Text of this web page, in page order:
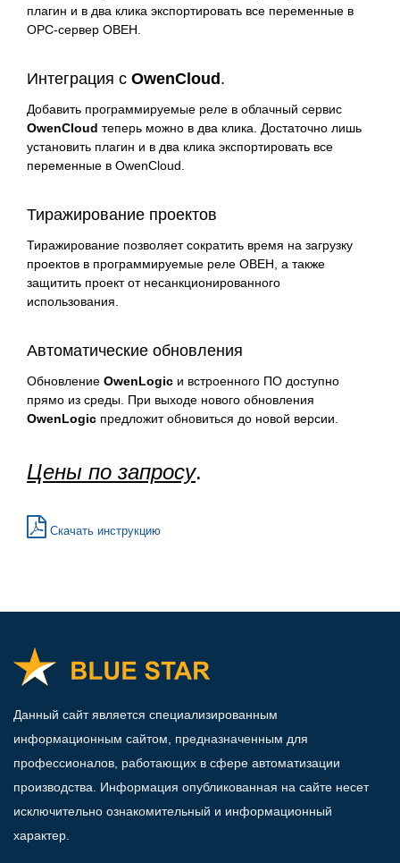
плагин и в два клика экспортировать все переменные в
ОРС-сервер ОВЕН.
Интеграция с OwenCloud.
Добавить программируемые реле в облачный сервис
OwenCloud теперь можно в два клика. Достаточно лишь
установить плагин и в два клика экспортировать все
переменные в OwenCloud.
Тиражирование проектов
Тиражирование позволяет сократить время на загрузку
проектов в программируемые реле ОВЕН, а также
защитить проект от несанкционированного
использования.
Автоматические обновления
Обновление OwenLogic и встроенного ПО доступно
прямо из среды. При выходе нового обновления
OwenLogic предложит обновиться до новой версии.
Цены по запросу.
Скачать инструкцию
Данный сайт является специализированным
информационным сайтом, предназначенным для
профессионалов, работающих в сфере автоматизации
производства. Информация опубликованная на сайте несет
исключительно ознакомительный и информационный
характер.